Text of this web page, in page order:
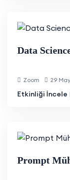
Data
Zoom 29
Etkinliği İncele
Prompt